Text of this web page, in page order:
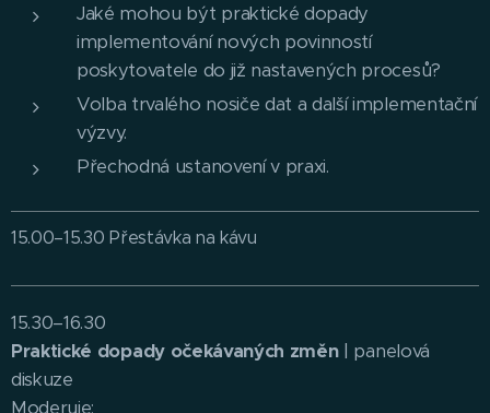
Jaké mohou být praktické dopady
implementování nových povinností
poskytovatele do již nastavených procesů?
Volba trvalého nosiče dat a další implementační
výzvy.
Přechodná ustanovení v praxi.
15.00–15.30 Přestávka na kávu
15.30–16.30
Praktické dopady očekávaných změn| panelová
diskuze
Moderuje: